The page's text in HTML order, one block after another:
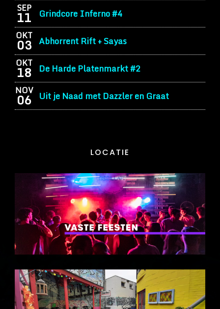
SEP
11 Grindcore Inferno #4
OKT
03 Abhorrent Rift + Sayas
OKT
18 De Harde Platenmarkt #2
NOV
06 Uit je Naad met Dazzler en Graat
LOCATIE